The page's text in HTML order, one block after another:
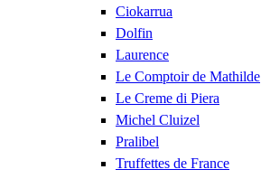
Ciokarrua
Dolfin
Laurence
Le Comptoir de Mathilde
Le Creme di Piera
Michel Cluizel
Pralibel
Truffettes de France